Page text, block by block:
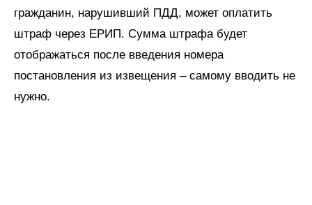
гражданин, нарушивший ПДД, может оплатить
штраф через ЕРИП. Сумма штрафа будет
отображаться после введения номера
постановления из извещения – самому вводить не
нужно.